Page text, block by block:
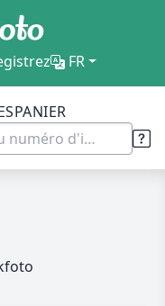
FR
PANIER